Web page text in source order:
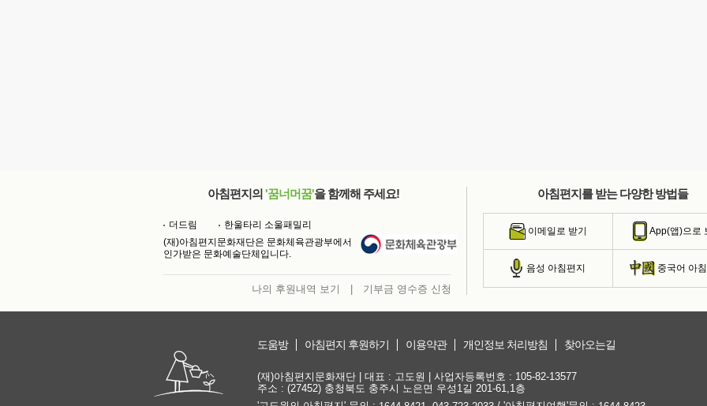
아침편지의 '꿈너머꿈'을 함께해 주세요!
더드림
한울타리 소울패밀리
(재)아침편지문화재단은 문화체육관광부에서
인가받은 문화예술단체입니다.
나의 후원내역 보기 기부금 영수증 신청
아침편지를 받는 다양한 방법들
이메일로 받기 App(앱)으로
음성 아침편지 중국어 아
도움방 아침편지 후원하기 이용약관 개인정보 처리방침 찾아오는길
(재)아침편지문화재단 | 대표 : 고도원 | 사업자등록번호 : 105-82-13577
주소 : (27452) 충청북도 충주시 노은면 우성1길 201-61,1층